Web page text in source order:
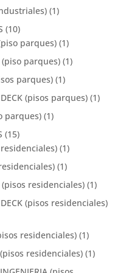
(1)
(10)
parques) (1)
(piso parques) (1)
parques) (1)
DECK (pisos parques) (1)
parques) (1)
(15)
residenciales) (1)
(1)
(pisos residenciales) (1)
DECK (pisos residenciales)
residenciales) (1)
(pisos residenciales) (1)